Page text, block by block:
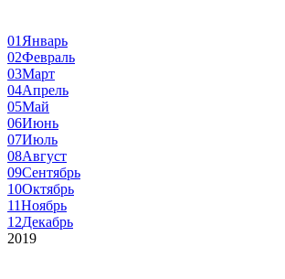
01 Январь
02Февраль
03Март
04Апрель
05Май
06Июнь
07Июль
08Август
09Сентябрь
10Октябрь
11Ноябрь
12Декабрь
2019